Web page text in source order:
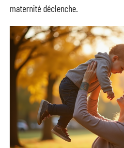
maternité déclenche.